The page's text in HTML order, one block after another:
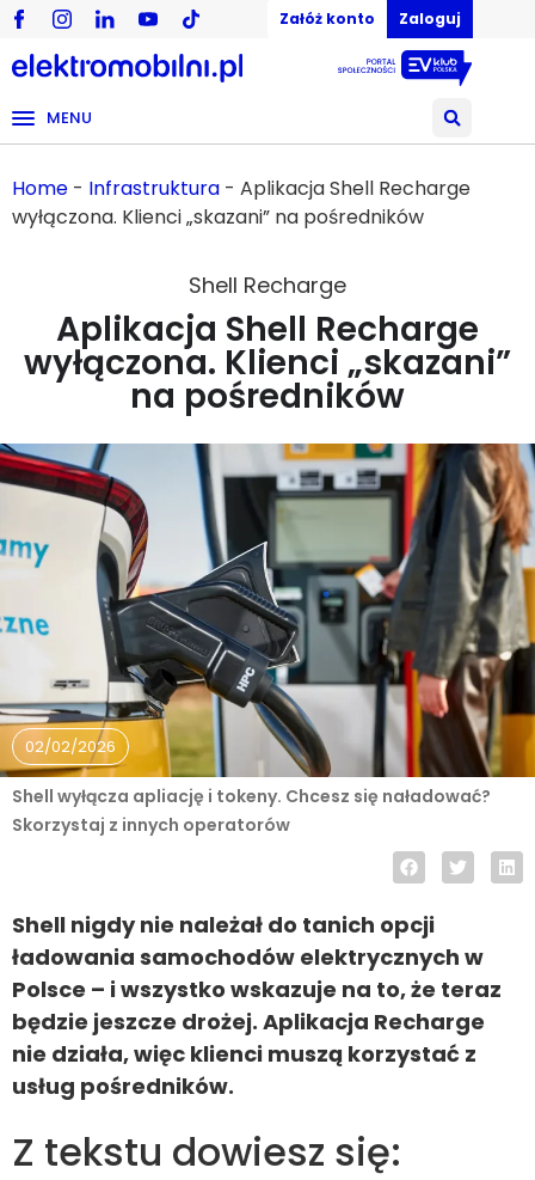
Załóż konto Zaloguj
MENU
Home - Infrastruktura - Aplikacja Shell Recharge
wyłączona. Klienci „skazani” na pośredników
Shell Recharge
Aplikacja Shell Recharge
wyłączona. Klienci „skazani”
na pośredników
02/02/2026
Shell wyłącza apliację i tokeny. Chcesz się naładować?
Skorzystaj z innych operatorów
Shell nigdy nie należał do tanich opcji
ładowania samochodów elektrycznych w
Polsce – i wszystko wskazuje na to, że teraz
będzie jeszcze drożej. Aplikacja Recharge
nie działa, więc klienci muszą korzystać z
usług pośredników.
Z tekstu dowiesz się: